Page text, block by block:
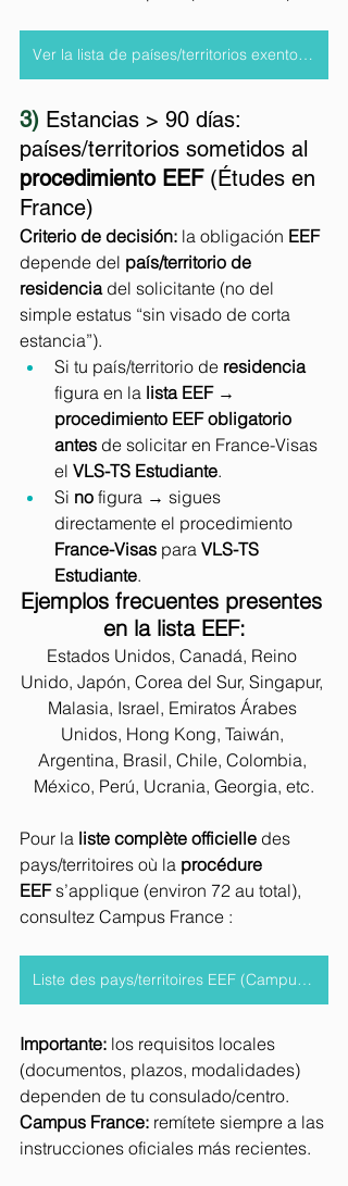
Ver la lista de países/territorios exentos de visado de corta estancia.
3) Estancias > 90 días:
países/territorios sometidos al
procedimiento EEF (Études en
France)
Criterio de decisión: la obligación EEF
depende del país/territorio de
residencia del solicitante (no del
simple estatus “sin visado de corta
estancia”).
Si tu país/territorio de residencia
figura en la lista EEF →
procedimiento EEF obligatorio
antes de solicitar en France-Visas
el VLS-TS Estudiante.
Si no figura → sigues
directamente el procedimiento
France-Visas para VLS-TS
Estudiante.
Ejemplos frecuentes presentes
en la lista EEF:
Estados Unidos, Canadá, Reino
Unido, Japón, Corea del Sur, Singapur,
Malasia, Israel, Emiratos Árabes
Unidos, Hong Kong, Taiwán,
Argentina, Brasil, Chile, Colombia,
México, Perú, Ucrania, Georgia, etc.
Pour la liste complète officielle des
pays/territoires où la procédure
EEF s’applique (environ 72 au total),
consultez Campus France :
Liste des pays/territoires EEF (Campus France)
Importante: los requisitos locales
(documentos, plazos, modalidades)
dependen de tu consulado/centro.
Campus France: remítete siempre a las
instrucciones oficiales más recientes.